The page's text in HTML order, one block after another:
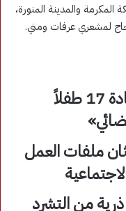
والمدينة المنورة،
لمشعري عرفات ومني.
التضامن تنجح لأول مرة في إعادة 17 طفلاً
ملفات العمل
من التشرد